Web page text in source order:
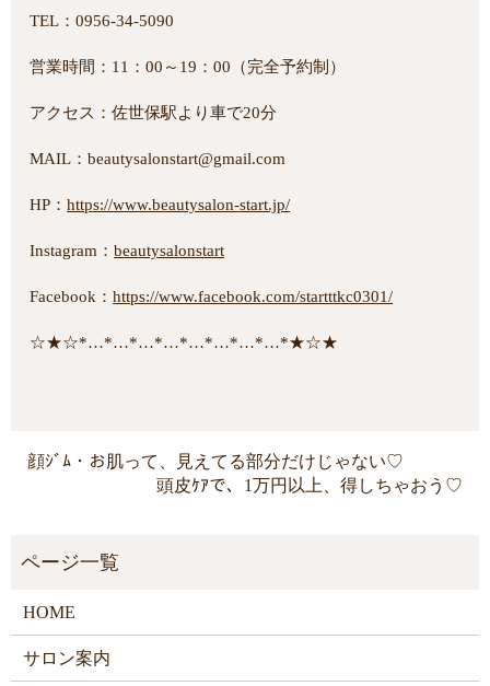
TEL：0956-34-5090
営業時間：11：00～19：00（完全予約制）
アクセス：佐世保駅より車で20分
MAIL：beautysalonstart@gmail.com
HP：https://www.beautysalon-start.jp/
Instagram：beautysalonstart
Facebook：https://www.facebook.com/startttkc0301/
☆★☆*…*…*…*…*…*…*…*…*★☆★
顔ｼﾞﾑ・お肌って、見えてる部分だけじゃない♡
頭皮ｹｱで、1万円以上、得しちゃおう♡
HOME
サロン案内